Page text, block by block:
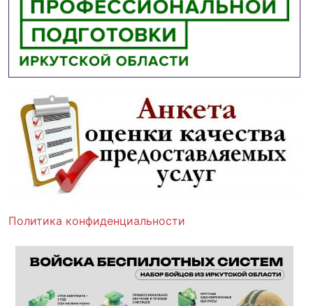
Политика конфиденциальности